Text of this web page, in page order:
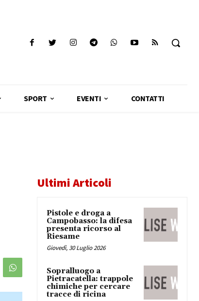
SPORT EVENTI CONTATTI
Ultimi Articoli
Pistole e droga a
Campobasso: la difesa
presenta ricorso al
Riesame
Giovedì, 30 Luglio 2026
Sopralluogo a
Pietracatella: trappole
chimiche per cercare
tracce di ricina